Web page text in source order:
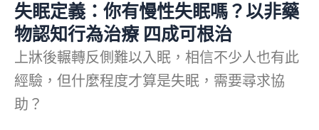
失眠定義：你有慢性失眠嗎？以非藥
物認知行為治療 四成可根治
上牀後輾轉反側難以入眠，相信不少人也有此
經驗，但什麼程度才算是失眠，需要尋求協
助？